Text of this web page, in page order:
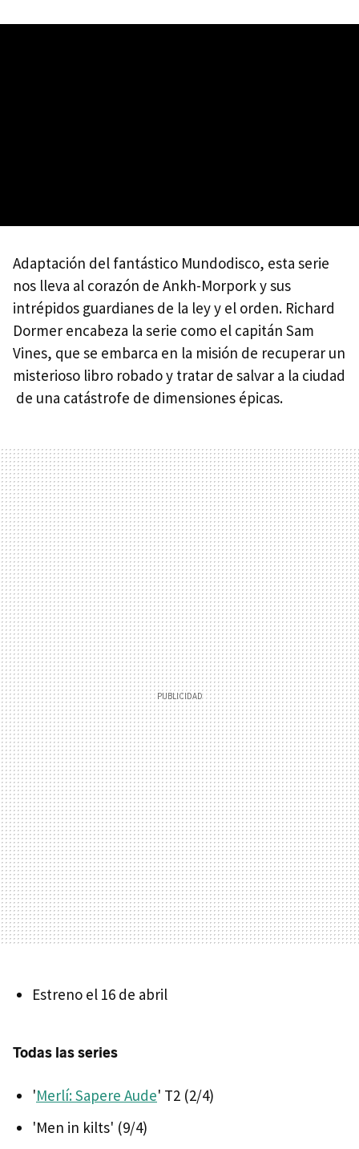
Adaptación del fantástico Mundodisco, esta serie
nos lleva al corazón de Ankh-Morpork y sus
intrépidos guardianes de la ley y el orden. Richard
Dormer encabeza la serie como el capitán Sam
Vines, que se embarca en la misión de recuperar un
misterioso libro robado y tratar de salvar a la ciudad
de una catástrofe de dimensiones épicas.
Estreno el 16 de abril
Todas las series
'Merlí: Sapere Aude' T2 (2/4)
'Men in kilts' (9/4)